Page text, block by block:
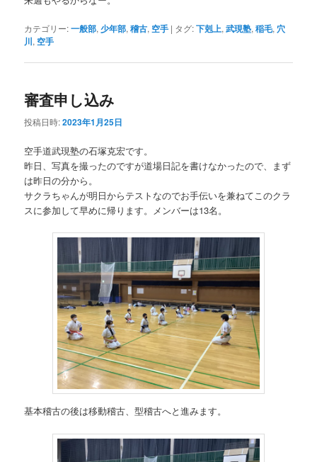
カテゴリー:一般部,少年部,稽古, 空手 | タグ:下剋上,武現塾,稲毛, 穴
川, 空手
審査申し込み
投稿日時:2023年1月25日
空手道武現塾の石塚克宏です。
昨日、写真を撮ったのですが道場日記を書けなかったので、まず
は昨日の分から。
サクラちゃんが明日からテストなのでお手伝いを兼ねてこのクラ
スに参加して早めに帰ります。メンバーは13名。
基本稽古の後は移動稽古、型稽古へと進みます。